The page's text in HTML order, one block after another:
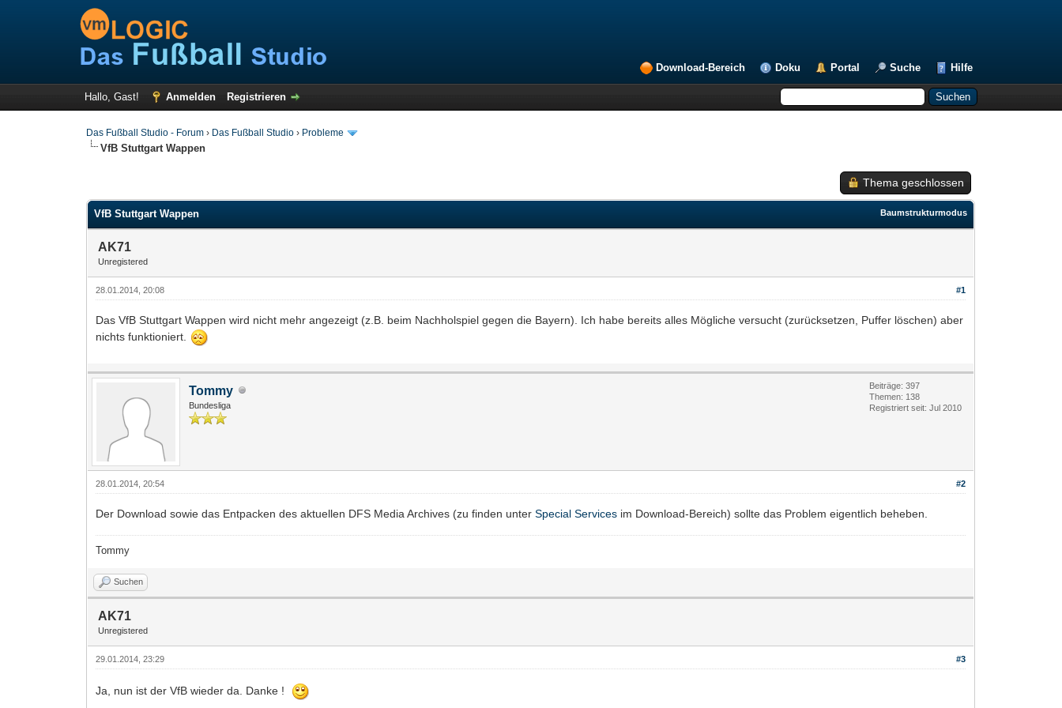
Download-Bereich Doku Portal Suche Hilfe
Hallo, Gast! Anmelden Registrieren
Das Fußball Studio - Forum › Das Fußball Studio › Probleme
VfB Stuttgart Wappen
Thema geschlossen
Baumstrukturmodus
VfB Stuttgart Wappen
AK71
Unregistered
#1
28.01.2014, 20:08
Das VfB Stuttgart Wappen wird nicht mehr angezeigt (z.B. beim Nachholspiel gegen die Bayern). Ich habe bereits alles Mögliche versucht (zurücksetzen, Puffer löschen) aber
nichts funktioniert.
Tommy
Bundesliga
Beiträge: 397
Themen: 138
Registriert seit: Jul 2010
#2
28.01.2014, 20:54
Der Download sowie das Entpacken des aktuellen DFS Media Archives (zu finden unterSpecial Services im Download-Bereich) sollte das Problem eigentlich beheben.
Tommy
Suchen
AK71
Unregistered
#3
29.01.2014, 23:29
Ja, nun ist der VfB wieder da. Danke !